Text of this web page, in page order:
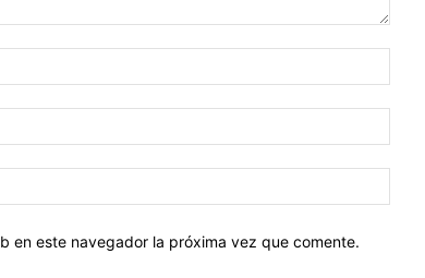
en este navegador la próxima vez que comente.